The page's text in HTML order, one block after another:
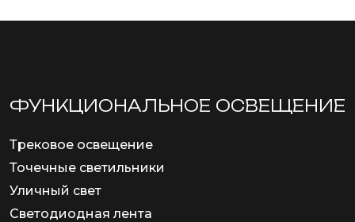
ФУНКЦИОНА­ЛЬНОЕ ОСВЕЩЕНИЕ
Трековое освещение
Точечные светильники
Уличный свет
Светодиодная лента